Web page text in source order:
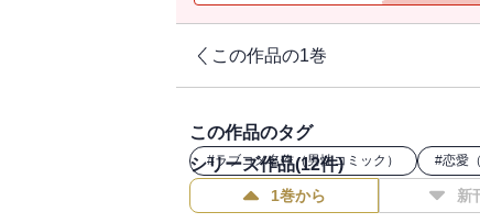
この作品の1巻
この作品のタグ
#ラブコメ名作（男性コミック） #恋愛
シリーズ作品(12件)
1巻から 新